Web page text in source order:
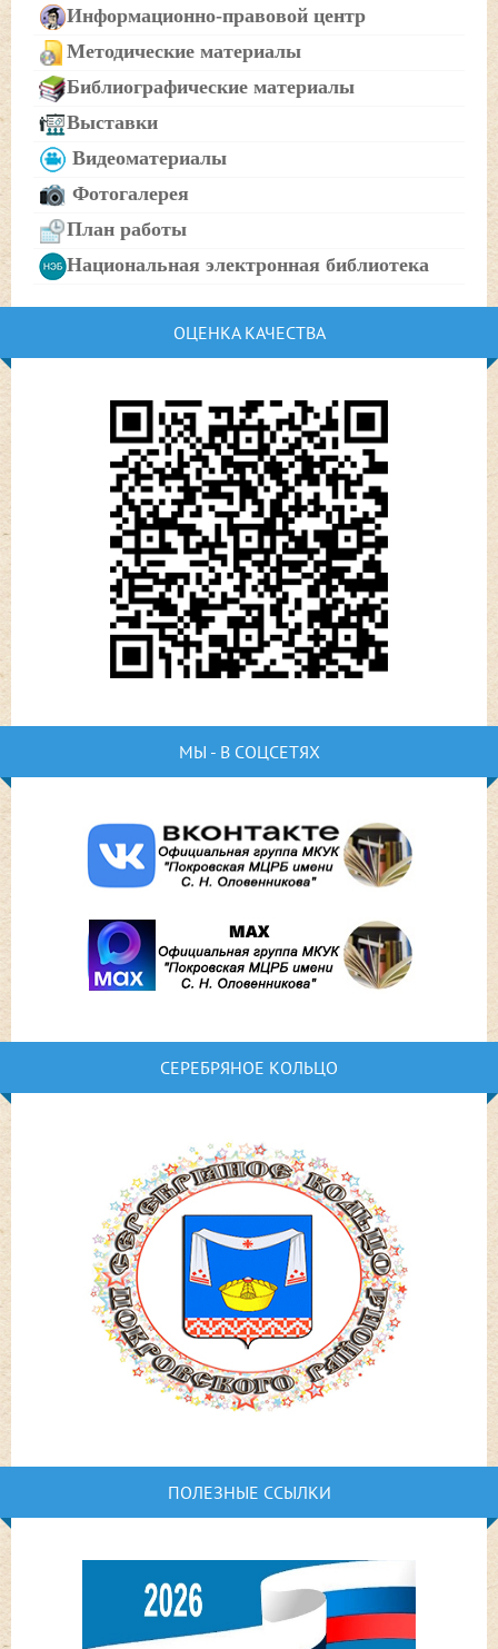
Информационно-правовой центр
Методические материалы
Библиографические материалы
Выставки
Видеоматериалы
Фотогалерея
План работы
Национальная электронная библиотека
ОЦЕНКА КАЧЕСТВА
МЫ - В СОЦСЕТЯХ
СЕРЕБРЯНОЕ КОЛЬЦО
ПОЛЕЗНЫЕ ССЫЛКИ